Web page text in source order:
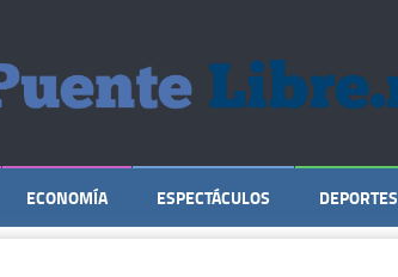
ECONOMÍA ESPECTÁCULOS DEPORTES